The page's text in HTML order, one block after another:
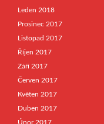
Leden 2018
Prosinec 2017
Listopad 2017
Říjen 2017
Září 2017
Červen 2017
Květen 2017
Duben 2017
Únor 2017